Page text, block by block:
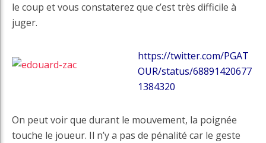
le coup et vous constaterez que c’est très difficile à
juger.
https://twitter.com/PGAT
OUR/status/68891420677
1384320
On peut voir que durant le mouvement, la poignée
touche le joueur. Il n’y a pas de pénalité car le geste